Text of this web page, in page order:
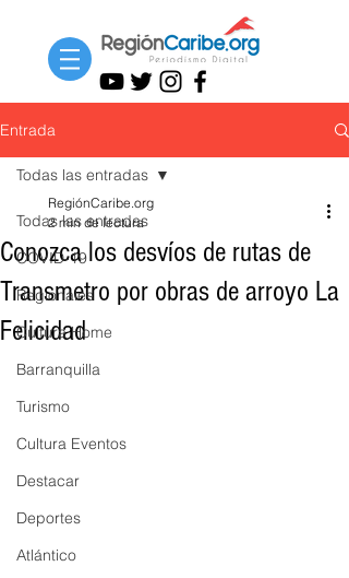
Entrada
Todas las entradas
COVID-19
Regionales
Cultura Home
Barranquilla
Turismo
Cultura Eventos
Destacar
Deportes
Atlántico
Todas las entradas
Conozca los desvíos de rutas de
Transmetro por obras de arroyo La
Felicidad
RegiónCaribe.org
2 min de lectura